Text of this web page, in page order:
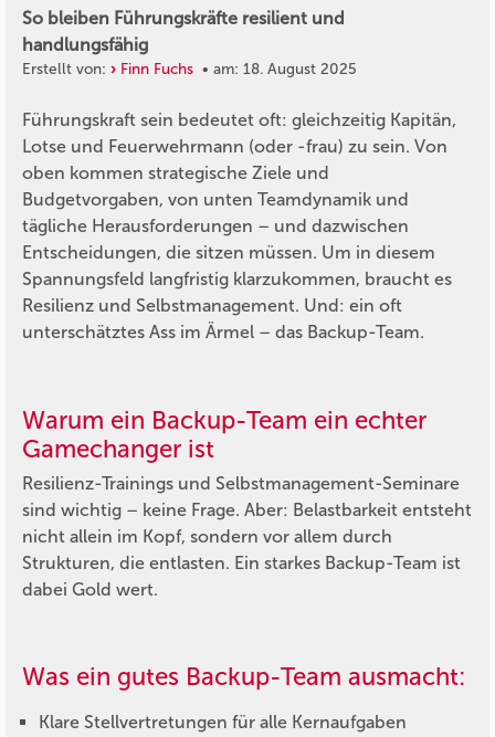
So bleiben Führungskräfte resilient und
handlungsfähig
Erstellt von: Finn Fuchs • am: 18. August 2025
Führungskraft sein bedeutet oft: gleichzeitig Kapitän,
Lotse und Feuerwehrmann (oder -frau) zu sein. Von
oben kommen strategische Ziele und
Budgetvorgaben, von unten Teamdynamik und
tägliche Herausforderungen – und dazwischen
Entscheidungen, die sitzen müssen. Um in diesem
Spannungsfeld langfristig klarzukommen, braucht es
Resilienz und Selbstmanagement. Und: ein oft
unterschätztes Ass im Ärmel – das Backup-Team.
Warum ein Backup-Team ein echter
Gamechanger ist
Resilienz-Trainings und Selbstmanagement-Seminare
sind wichtig – keine Frage. Aber: Belastbarkeit entsteht
nicht allein im Kopf, sondern vor allem durch
Strukturen, die entlasten. Ein starkes Backup-Team ist
dabei Gold wert.
Was ein gutes Backup-Team ausmacht:
Klare Stellvertretungen für alle Kernaufgaben